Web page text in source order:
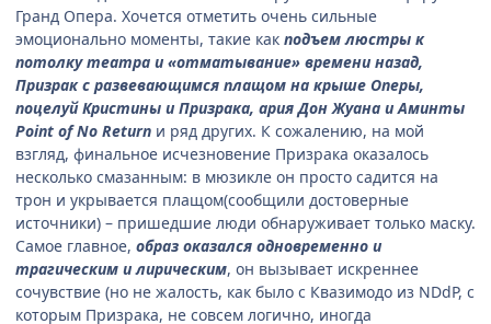
Гранд Опера. Хочется отметить очень сильные
эмоционально моменты, такие как подъем люстры к
потолку театра и «отматывание» времени назад,
Призрак с развевающимся плащом на крыше Оперы,
поцелуй Кристины и Призрака, ария Дон Жуана и Аминты
Point of No Return и ряд других. К сожалению, на мой
взгляд, финальное исчезновение Призрака оказалось
несколько смазанным: в мюзикле он просто садится на
трон и укрывается плащом(сообщили достоверные
источники) – пришедшие люди обнаруживает только маску.
Самое главное, образ оказался одновременно и
трагическим и лирическим, он вызывает искреннее
сочувствие (но не жалость, как было с Квазимодо из NDdP, с
которым Призрака, не совсем логично, иногда